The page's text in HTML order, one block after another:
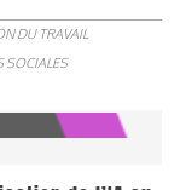
DU TRAVAIL
SOCIALES